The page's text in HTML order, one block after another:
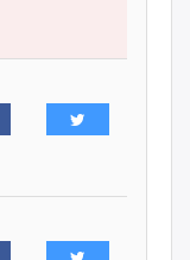
аж ахуй,
их байгааг